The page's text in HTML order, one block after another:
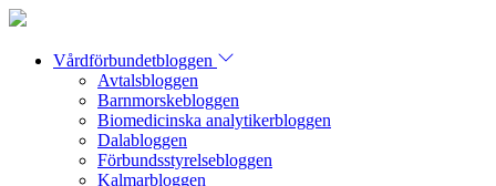
Vårdförbundetbloggen
Avtalsbloggen
Barnmorskebloggen
Biomedicinska analytikerbloggen
Dalabloggen
Förbundsstyrelsebloggen
Kalmarbloggen